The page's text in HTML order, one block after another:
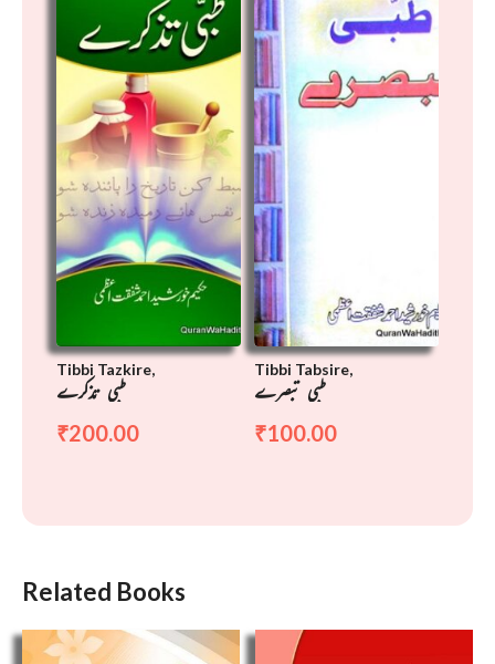
Tibbi Tazkire,
طبی تذکرے
₹200.00
Tibbi Tabsire,
طبی تبصرے
₹100.00
Related Books